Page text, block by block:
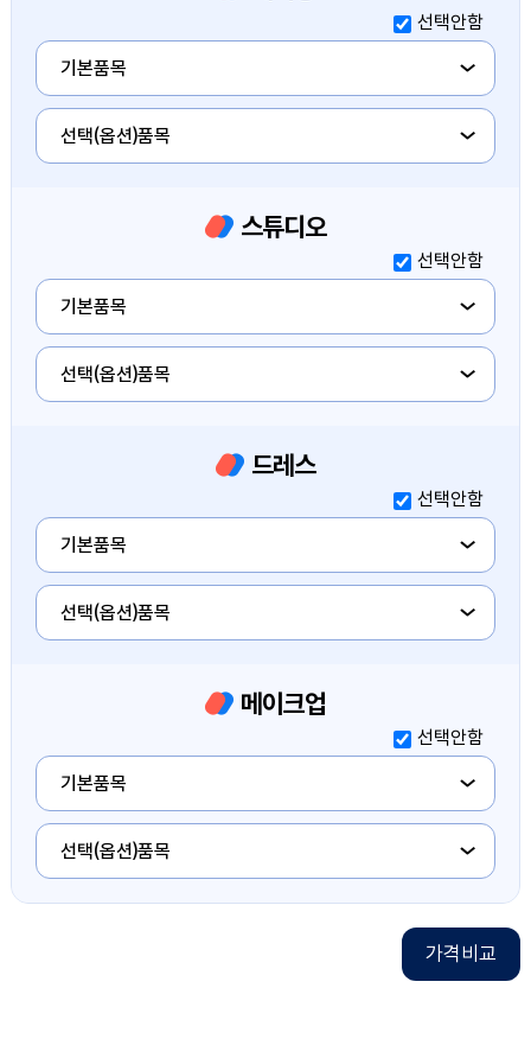
선택안함
기본품목
선택(옵션)품목
스튜디오
선택안함
기본품목
선택(옵션)품목
드레스
선택안함
기본품목
선택(옵션)품목
메이크업
선택안함
기본품목
선택(옵션)품목
가격비교